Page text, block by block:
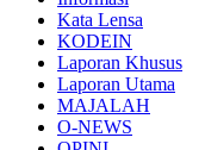
Kata Lensa
KODEIN
Laporan Khusus
Laporan Utama
MAJALAH
O-NEWS